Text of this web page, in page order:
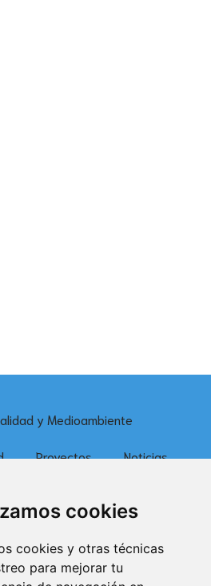
cookies
cookies y otras técnicas
para mejorar tu
y Medioambiente
Proyectos Noticias
de Toledo
925 048 387